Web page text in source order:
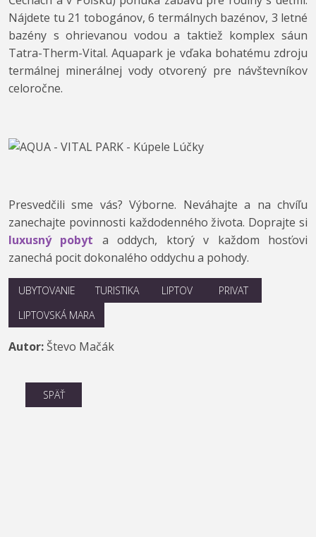
Nájdete tu 21 tobogánov, 6 termálnych bazénov, 3 letné
bazény s ohrievanou vodou a taktiež komplex sáun
Tatra-Therm-Vital. Aquapark je vďaka bohatému zdroju
termálnej minerálnej vody otvorený pre návštevníkov
celoročne.
Presvedčili sme vás? Výborne. Neváhajte a na chvíľu
zanechajte povinnosti každodenného života. Doprajte si
luxusný pobyt a oddych, ktorý v každom hosťovi
zanechá pocit dokonalého oddychu a pohody.
UBYTOVANIE TURISTIKA LIPTOV
PRIVAT
LIPTOVSKÁ MARA
Autor: Števo Mačák
SPÄŤ